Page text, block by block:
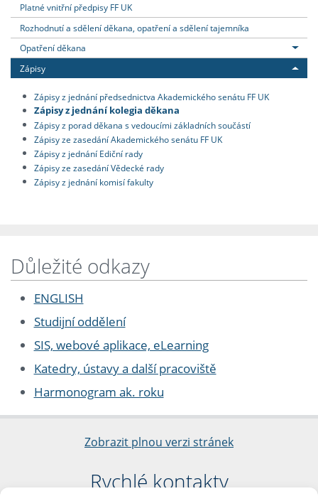
Platné vnitřní předpisy FF UK
Rozhodnutí a sdělení děkana, opatření a sdělení tajemníka
Opatření děkana
Zápisy
Zápisy z jednání předsednictva Akademického senátu FF UK
Zápisy z jednání kolegia děkana
Zápisy z porad děkana s vedoucími základních součástí
Zápisy ze zasedání Akademického senátu FF UK
Zápisy z jednání Ediční rady
Zápisy ze zasedání Vědecké rady
Zápisy z jednání komisí fakulty
Důležité odkazy
ENGLISH
Studijní oddělení
SIS, webové aplikace, eLearning
Katedry, ústavy a další pracoviště
Harmonogram ak. roku
Zobrazit plnou verzi stránek
Rychlé kontakty